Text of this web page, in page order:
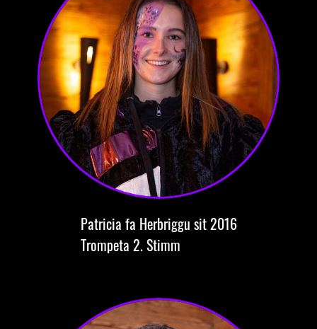
Patricia fa Herbriggu sit 2016
Trompeta 2. Stimm